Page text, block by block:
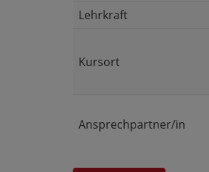
Lehrkraft
Kursort
Ansprechpartner/in